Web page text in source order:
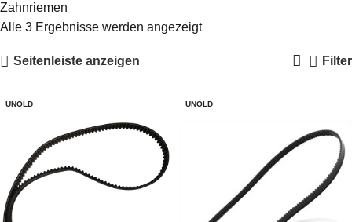
Zahnriemen
Alle 3 Ergebnisse werden angezeigt
Seitenleiste anzeigen Filter
UNOLD UNOLD